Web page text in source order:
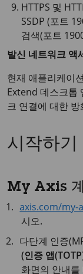
HTTPS 및
SSDP (포트
검색(포트
발신 네트워크 액
현재 애플리케이
Extend 데스크톱
크 연결에 대한
시작하기
My Axis
axis.com/my-
시오.
다단계 인증
(인증 앱
화면의 안내